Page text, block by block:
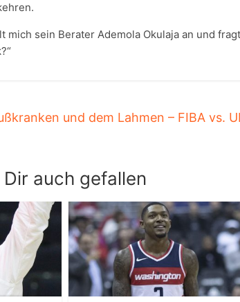
mich sein Berater Ademola Okulaja an und
und dem Lahmen – FIBA vs.
auch gefallen